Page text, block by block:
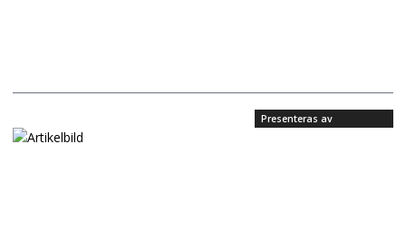
Presenteras av